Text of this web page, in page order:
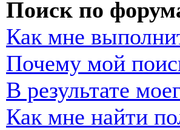
Поиск по
Как мне
Почему мой
В результате
Как мне найти